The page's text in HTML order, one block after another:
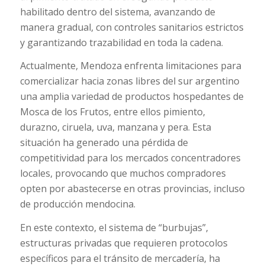
habilitado dentro del sistema, avanzando de
manera gradual, con controles sanitarios estrictos
y garantizando trazabilidad en toda la cadena.
Actualmente, Mendoza enfrenta limitaciones para
comercializar hacia zonas libres del sur argentino
una amplia variedad de productos hospedantes de
Mosca de los Frutos, entre ellos pimiento,
durazno, ciruela, uva, manzana y pera. Esta
situación ha generado una pérdida de
competitividad para los mercados concentradores
locales, provocando que muchos compradores
opten por abastecerse en otras provincias, incluso
de producción mendocina.
En este contexto, el sistema de “burbujas”,
estructuras privadas que requieren protocolos
específicos para el tránsito de mercadería, ha